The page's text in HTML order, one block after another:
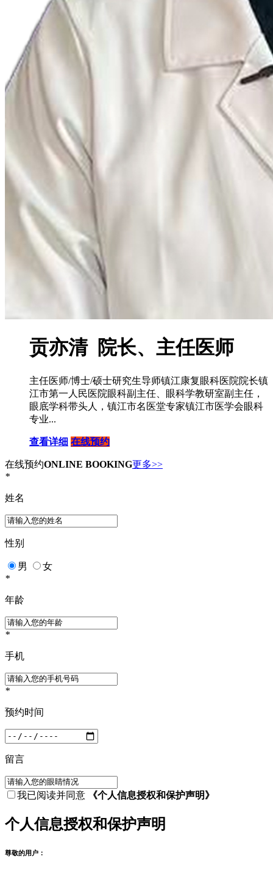
贡亦清 院长、主任医师
主任医师/博士/硕士研究生导师镇江康复眼科医院院长镇
江市第一人民医院眼科副主任、眼科学教研室副主任，
眼底学科带头人，镇江市名医堂专家镇江市医学会眼科
专业...
查看详细 在线预约
在线预约ONLINE BOOKING更多>>
*
姓名
性别
男
女
*
年龄
*
手机
*
预约时间
留言
我已阅读并同意 《个人信息授权和保护声明》
个人信息授权和保护声明
尊敬的用户：